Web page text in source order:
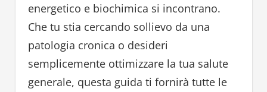
energetico e biochimica si incontrano.
Che tu stia cercando sollievo da una
patologia cronica o desideri
semplicemente ottimizzare la tua salute
generale, questa guida ti fornirà tutte le